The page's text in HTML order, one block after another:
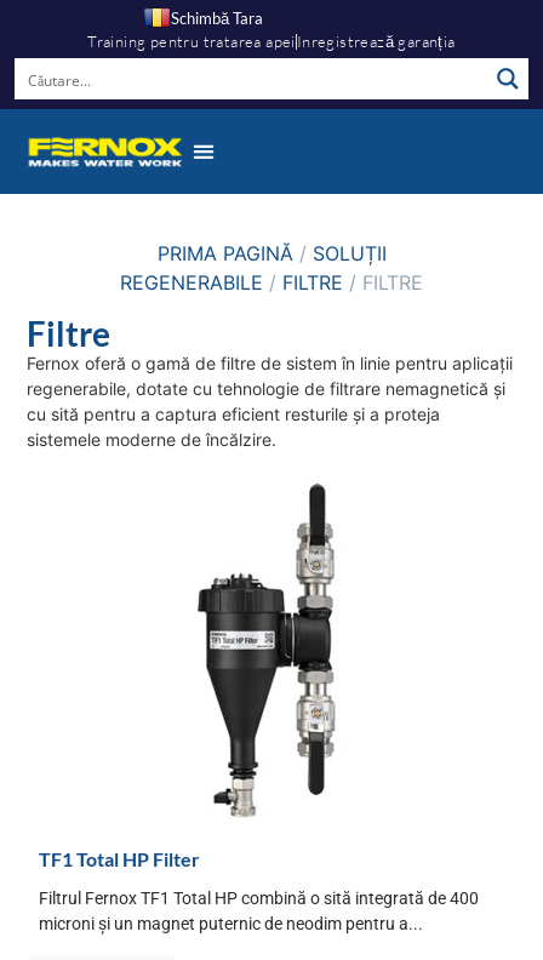
Schimbă Tara
Training pentru tratarea apei Inregistrează garanția
PRIMA PAGINĂ / SOLUȚII
REGENERABILE / FILTRE / FILTRE
Filtre
Fernox oferă o gamă de filtre de sistem în linie pentru aplicații
regenerabile, dotate cu tehnologie de filtrare nemagnetică și
cu sită pentru a captura eficient resturile și a proteja
sistemele moderne de încălzire.
TF1 Total HP Filter
Filtrul Fernox TF1 Total HP combină o sită integrată de 400
microni și un magnet puternic de neodim pentru a...